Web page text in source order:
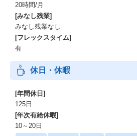
20時間/月
[みなし残業]
みなし残業なし
[フレックスタイム]
有
休日・休暇
[年間休日]
125日
[年次有給休暇]
10～20日